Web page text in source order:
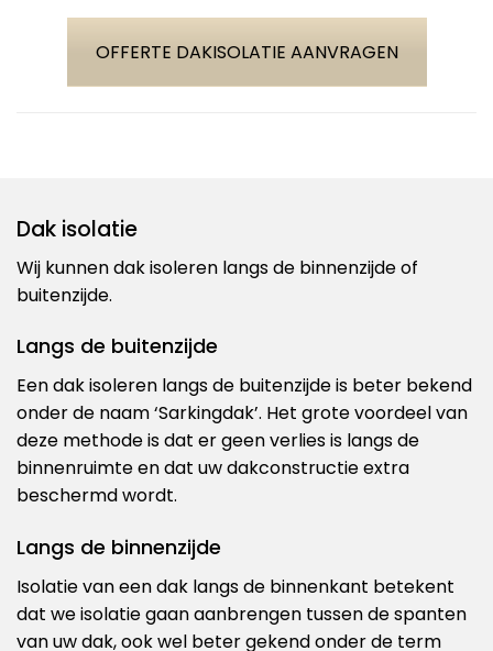
OFFERTE DAKISOLATIE AANVRAGEN
Dak isolatie
Wij kunnen dak isoleren langs de binnenzijde of
buitenzijde.
Langs de buitenzijde
Een dak isoleren langs de buitenzijde is beter bekend
onder de naam ‘Sarkingdak’. Het grote voordeel van
deze methode is dat er geen verlies is langs de
binnenruimte en dat uw dakconstructie extra
beschermd wordt.
Langs de binnenzijde
Isolatie van een dak langs de binnenkant betekent
dat we isolatie gaan aanbrengen tussen de spanten
van uw dak, ook wel beter gekend onder de term